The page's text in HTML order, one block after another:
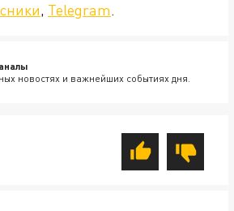
, Telegram.
новостях и важнейших событиях дня.